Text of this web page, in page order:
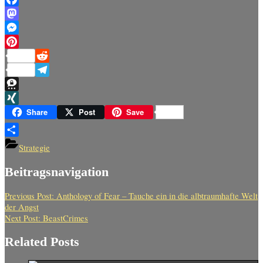
Facebook
Mastodon
Messenger
Pinterest
Reddit
Telegram
Threema
XINGShare Post Save
TeilenStrategie
Beitragsnavigation
Previous Post: Anthology of Fear – Tauche ein in die albtraumhafte Welt
der Angst
Next Post: BeastCrimes
Related Posts